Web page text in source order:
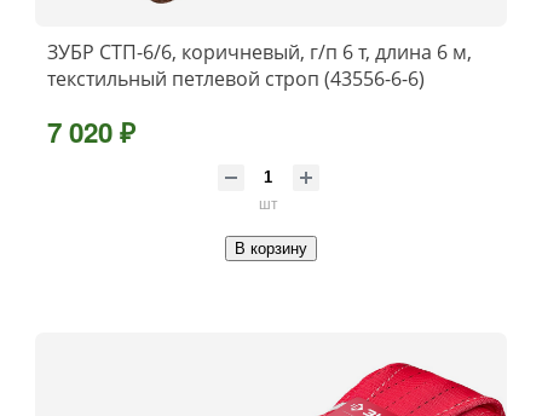
ЗУБР СТП-6/6, коричневый, г/п 6 т, длина 6 м,
текстильный петлевой строп (43556-6-6)
7 020 ₽
шт
В корзину